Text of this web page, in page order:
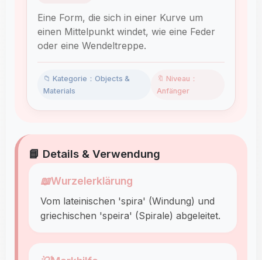
Eine Form, die sich in einer Kurve um
einen Mittelpunkt windet, wie eine Feder
oder eine Wendeltreppe.
📁 Kategorie：Objects &
Materials
🔖 Niveau：
Anfänger
📘 Details & Verwendung
📖Wurzelerklärung
Vom lateinischen 'spira' (Windung) und
griechischen 'speira' (Spirale) abgeleitet.